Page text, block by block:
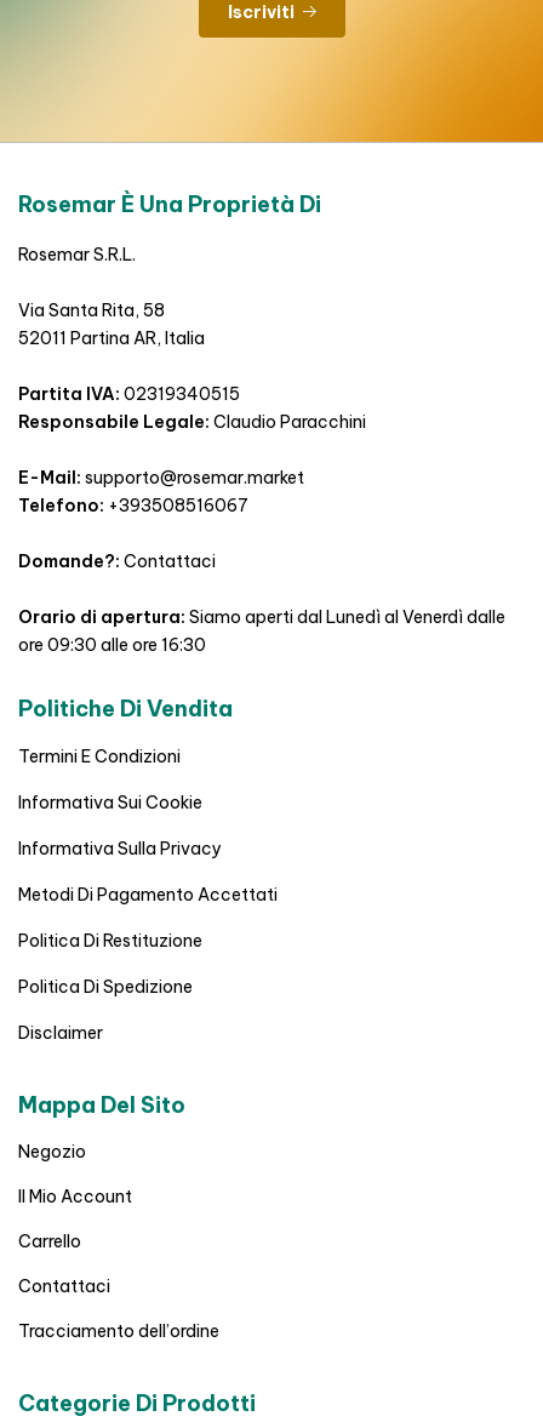
Iscriviti
Rosemar È Una Proprietà Di
Rosemar S.R.L.
Via Santa Rita, 58
52011 Partina AR, Italia
Partita IVA: 02319340515
Responsabile Legale: Claudio Paracchini
E-Mail: supporto@rosemar.market
Telefono: +393508516067
Domande?: Contattaci
Orario di apertura: Siamo aperti dal Lunedì al Venerdì dalle
ore 09:30 alle ore 16:30
Politiche Di Vendita
Termini E Condizioni
Informativa Sui Cookie
Informativa Sulla Privacy
Metodi Di Pagamento Accettati
Politica Di Restituzione
Politica Di Spedizione
Disclaimer
Mappa Del Sito
Negozio
Il Mio Account
Carrello
Contattaci
Tracciamento dell’ordine
Categorie Di Prodotti